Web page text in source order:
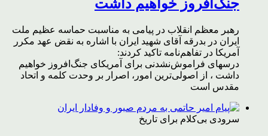
جنگ‌افروز خواهیم داشت
رهبر معظم انقلاب در پیامی به مناسبت حماسه عظیم ملت
ایران در بدرقه آقای شهید ایران با اشاره به نقض عهد مکرر
آمریکا در تفاهم‌نامه تاکید کردند:
درسهای فراموش‌نشدنی برای آمریکای جنگ‌افروز خواهیم
داشت ، از اصولی‌ترین امور، اصرار بر وحدت کلمه و اتحاد
مقدس است
سرودی بی‌کلام برای تاریخ